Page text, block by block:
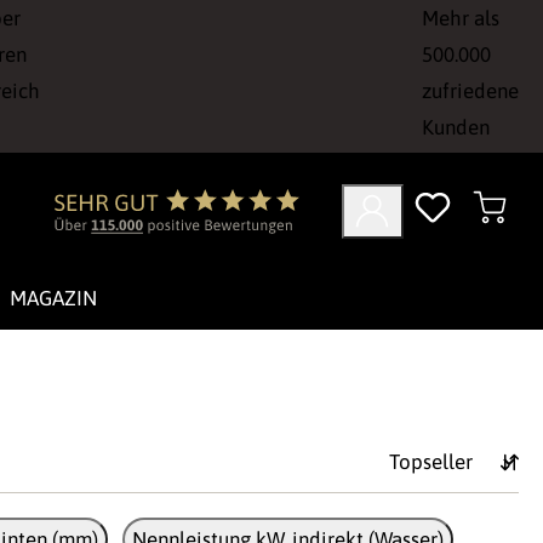
Mehr als
500.000
zufriedene
Kunden
MAGAZIN